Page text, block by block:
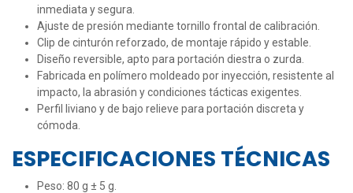
inmediata y segura.
Ajuste de presión mediante tornillo frontal de calibración.
Clip de cinturón reforzado, de montaje rápido y estable.
Diseño reversible, apto para portación diestra o zurda.
Fabricada en polímero moldeado por inyección, resistente al
impacto, la abrasión y condiciones tácticas exigentes.
Perfil liviano y de bajo relieve para portación discreta y
cómoda.
ESPECIFICACIONES TÉCNICAS
Peso: 80 g ± 5 g.